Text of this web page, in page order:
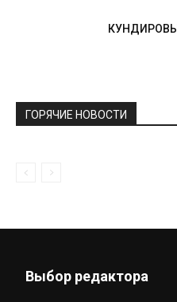
КУНДИРОВЫ
ГОРЯЧИЕ НОВОСТИ
Выбор редактора